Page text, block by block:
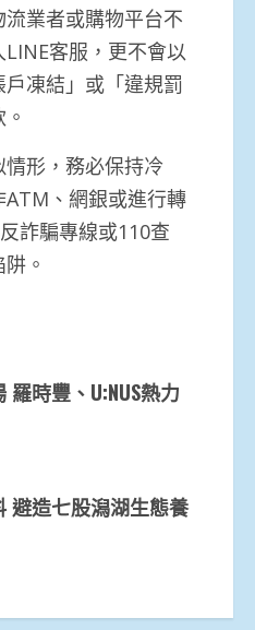
業者或購物平台不
客服，更不會以
戶凍結」或「違規罰
形，務必保持冷
、網銀或進行轉
詐騙專線或110查
。
時豐、U:NUS熱力
避造七股潟湖生態養